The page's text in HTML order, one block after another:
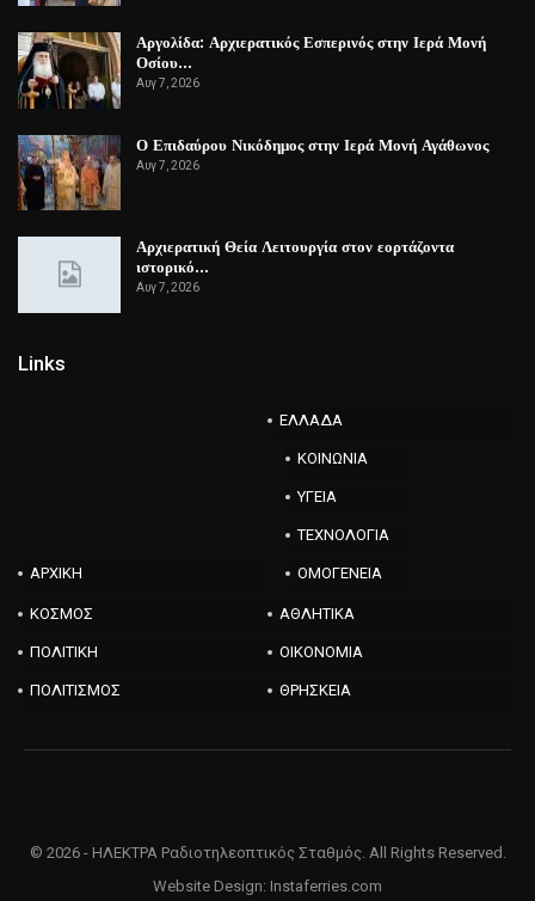
Αργολίδα: Αρχιερατικός Εσπερινός στην Ιερά Μονή
Οσίου…
Αυγ 7, 2026
Ο Επιδαύρου Νικόδημος στην Ιερά Μονή Αγάθωνος
Αυγ 7, 2026
Αρχιερατική Θεία Λειτουργία στον εορτάζοντα
ιστορικό…
Αυγ 7, 2026
Links
ΑΡΧΙΚΗ
ΕΛΛΑΔΑ
ΚΟΙΝΩΝΙΑ
ΥΓΕΙΑ
ΤΕΧΝΟΛΟΓΙΑ
ΟΜΟΓΕΝΕΙΑ
ΚΟΣΜΟΣ ΑΘΛΗΤΙΚΑ
ΠΟΛΙΤΙΚΗ ΟΙΚΟΝΟΜΙΑ
ΠΟΛΙΤΙΣΜΟΣ ΘΡΗΣΚΕΙΑ
© 2026 - ΗΛΕΚΤΡΑ Ραδιοτηλεοπτικός Σταθμός. All Rights Reserved.
Website Design: Instaferries.com